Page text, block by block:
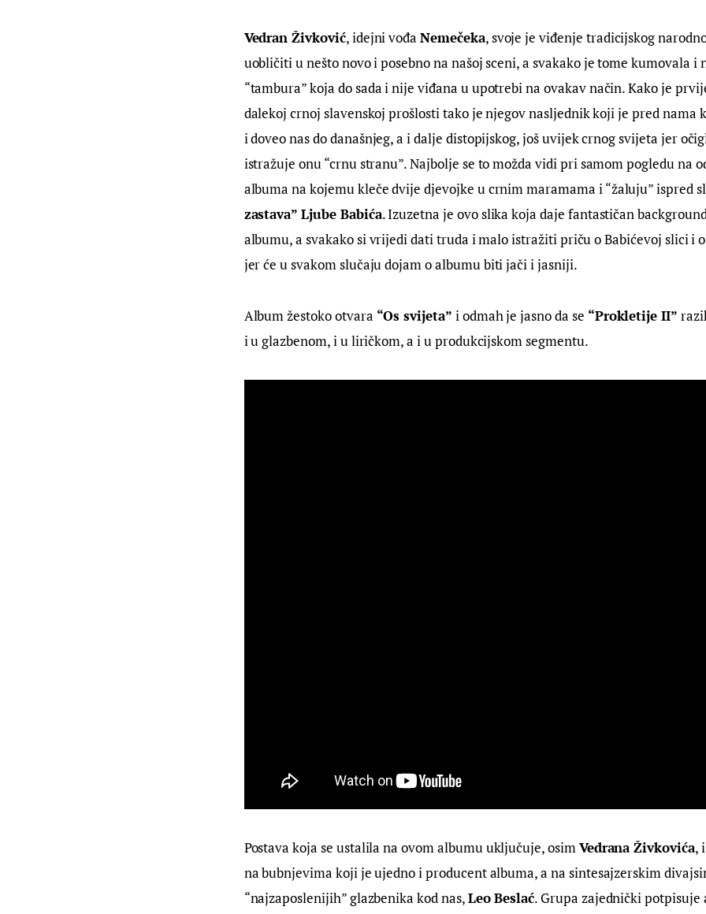
Vedran Živković, idejni vođa Nemečeka, svoje je viđenje tradicijskog
uobličiti u nešto novo i posebno na našoj sceni, a svakako je tome kumovala i
“tambura” koja do sada i nije viđana u upotrebi na ovakav način. Kako je
dalekoj crnoj slavenskoj prošlosti tako je njegov nasljednik koji je pred nama
i doveo nas do današnjeg, a i dalje distopijskog, još uvijek crnog svijeta jer
istražuje onu “crnu stranu”. Najbolje se to možda vidi pri samom pogledu na
albuma na kojemu kleče dvije djevojke u crnim maramama i “žaluju” ispred
zastava” Ljube Babića. Izuzetna je ovo slika koja daje fantastičan
albumu, a svakako si vrijedi dati truda i malo istražiti priču o Babićevoj slici i
jer će u svakom slučaju dojam o albumu biti jači i jasniji.
Album žestoko otvara “Os svijeta” i odmah je jasno da se “Prokletije II”
i u glazbenom, i u liričkom, a i u produkcijskom segmentu.
Postava koja se ustalila na ovom albumu uključuje, osim Vedrana Živkovića, i
na bubnjevima koji je ujedno i producent albuma, a na sintesajzerskim
“najzaposlenijih” glazbenika kod nas, Leo Beslać. Grupa zajednički potpisuje